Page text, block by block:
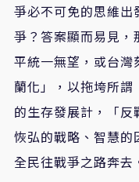
爭必不可免的思維
爭？答案顯而易見，
平統一無望，或台灣
蘭化」，以拖垮所
的生存發展計，「
恢弘的戰略、智慧
全民往戰爭之路奔去